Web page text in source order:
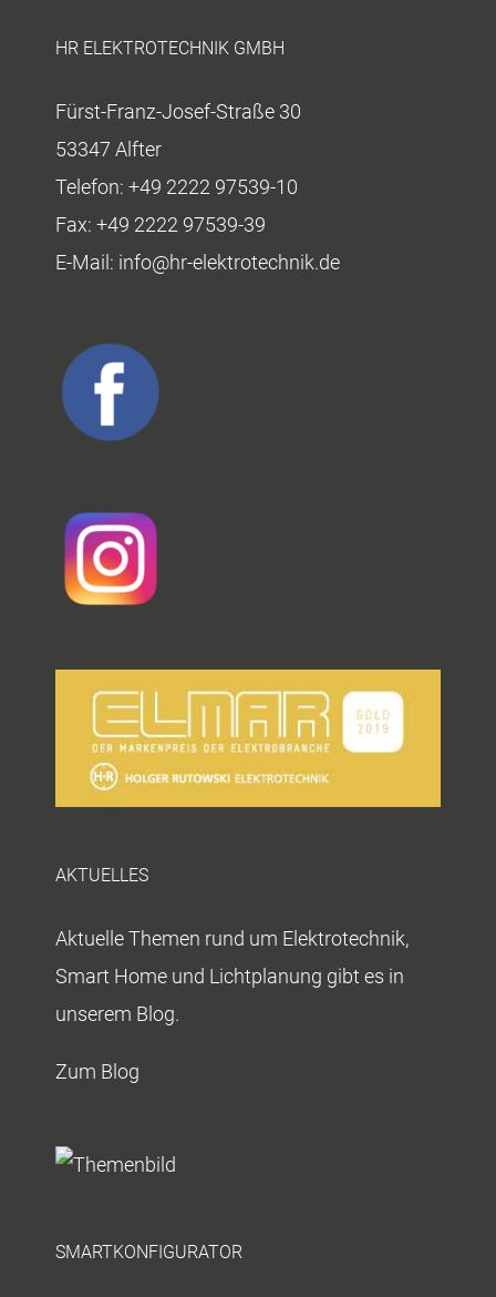
HR ELEKTROTECHNIK GMBH
Fürst-Franz-Josef-Straße 30
53347 Alfter
Telefon: +49 2222 97539-10
Fax: +49 2222 97539-39
E-Mail: info@hr-elektrotechnik.de
AKTUELLES
Aktuelle Themen rund um Elektrotechnik,
Smart Home und Lichtplanung gibt es in
unserem Blog.
Zum Blog
SMARTKONFIGURATOR